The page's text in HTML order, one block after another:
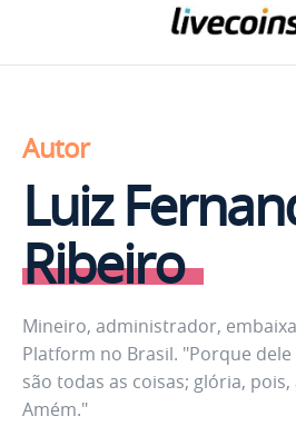
Autor
Luiz
Ribeiro
Mineiro, administrador,
Platform no Brasil. "Porque
são todas as coisas; glória,
Amém."